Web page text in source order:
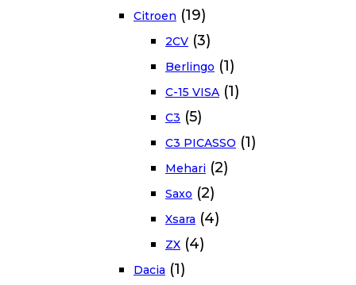
Citroen (19)
2CV (3)
Berlingo (1)
C-15 VISA (1)
C3 (5)
C3 PICASSO (1)
Mehari (2)
Saxo (2)
Xsara (4)
ZX (4)
Dacia (1)